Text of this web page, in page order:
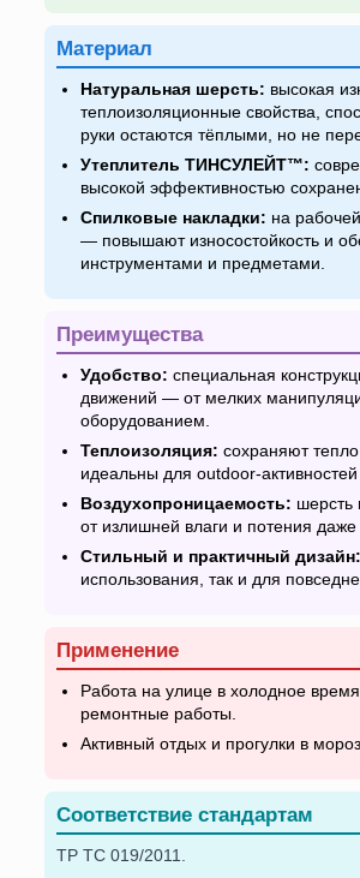
Материал
Натуральная шерсть: высокая
теплоизоляционные свойства,
руки остаются тёплыми, но не
Утеплитель ТИНСУЛЕЙТ™:
высокой эффективностью
Спилковые накладки: на
— повышают износостойкость и
инструментами и предметами.
Преимущества
Удобство: специальная
движений — от мелких
оборудованием.
Теплоизоляция: сохраняют
идеальны для outdoor-
Воздухопроницаемость: шерсть
от излишней влаги и потения даже
Стильный и практичный дизайн:
использования, так и для
Применение
Работа на улице в холодное
ремонтные работы.
Активный отдых и прогулки в
Соответствие стандартам
ТР ТС 019/2011.